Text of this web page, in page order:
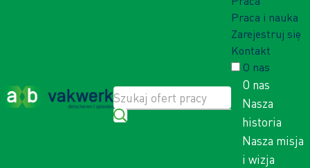
Praca i nauka
Zarejestruj się
Kontakt
O nas
O nas
Nasza
historia
Nasza misja
i wizja